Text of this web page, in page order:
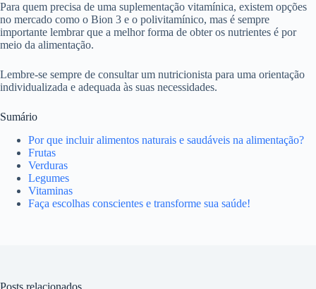
Para quem precisa de uma suplementação vitamínica, existem opções
no mercado como o Bion 3 e o polivitamínico, mas é sempre
importante lembrar que a melhor forma de obter os nutrientes é por
meio da alimentação.
Lembre-se sempre de consultar um nutricionista para uma orientação
individualizada e adequada às suas necessidades.
Sumário
Por que incluir alimentos naturais e saudáveis na alimentação?
Frutas
Verduras
Legumes
Vitaminas
Faça escolhas conscientes e transforme sua saúde!
Posts relacionados